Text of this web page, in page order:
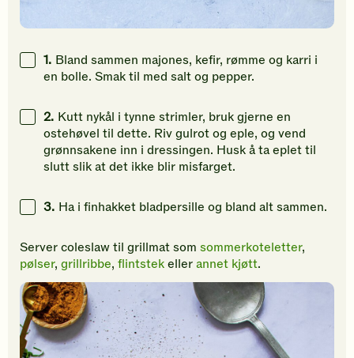
1. Bland sammen majones, kefir, rømme og karri i
en bolle. Smak til med salt og pepper.
2. Kutt nykål i tynne strimler, bruk gjerne en
ostehøvel til dette. Riv gulrot og eple, og vend
grønnsakene inn i dressingen. Husk å ta eplet til
slutt slik at det ikke blir misfarget.
3. Ha i finhakket bladpersille og bland alt sammen.
Server coleslaw til grillmat som sommerkoteletter,
pølser, grillribbe, flintstekellerannet kjøtt.